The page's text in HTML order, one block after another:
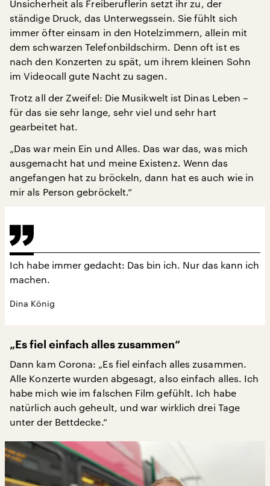
Unsicherheit als Freiberuflerin setzt ihr zu, der
ständige Druck, das Unterwegssein. Sie fühlt sich
immer öfter einsam in den Hotelzimmern, allein mit
dem schwarzen Telefonbildschirm. Denn oft ist es
nach den Konzerten zu spät, um ihrem kleinen Sohn
im Videocall gute Nacht zu sagen.
Trotz all der Zweifel: Die Musikwelt ist Dinas Leben –
für das sie sehr lange, sehr viel und sehr hart
gearbeitet hat.
„Das war mein Ein und Alles. Das war das, was mich
ausgemacht hat und meine Existenz. Wenn das
angefangen hat zu bröckeln, dann hat es auch wie in
mir als Person gebröckelt.“
Ich habe immer gedacht: Das bin ich. Nur das kann ich
machen.
Dina König
„Es fiel einfach alles zusammen“
Dann kam Corona: „Es fiel einfach alles zusammen.
Alle Konzerte wurden abgesagt, also einfach alles. Ich
habe mich wie im falschen Film gefühlt. Ich habe
natürlich auch geheult, und war wirklich drei Tage
unter der Bettdecke.“